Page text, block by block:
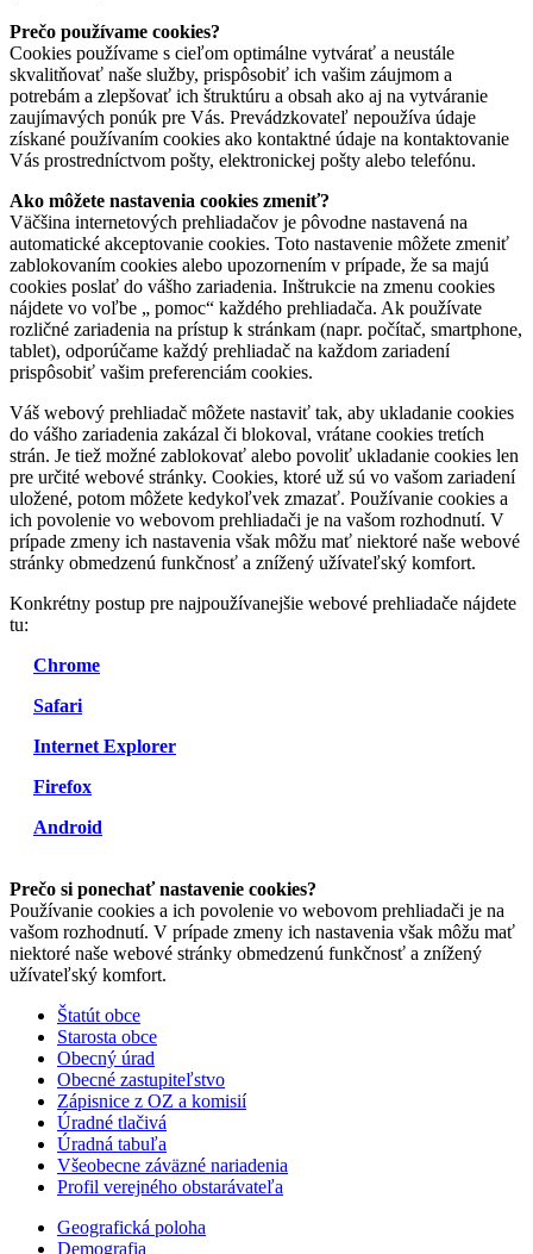
Prečo používame cookies?
Cookies používame s cieľom optimálne vytvárať a neustále
skvalitňovať naše služby, prispôsobiť ich vašim záujmom a
potrebám a zlepšovať ich štruktúru a obsah ako aj na vytváranie
zaujímavých ponúk pre Vás. Prevádzkovateľ nepoužíva údaje
získané používaním cookies ako kontaktné údaje na kontaktovanie
Vás prostredníctvom pošty, elektronickej pošty alebo telefónu.
Ako môžete nastavenia cookies zmeniť?
Väčšina internetových prehliadačov je pôvodne nastavená na
automatické akceptovanie cookies. Toto nastavenie môžete zmeniť
zablokovaním cookies alebo upozornením v prípade, že sa majú
cookies poslať do vášho zariadenia. Inštrukcie na zmenu cookies
nájdete vo voľbe „ pomoc“ každého prehliadača. Ak používate
rozličné zariadenia na prístup k stránkam (napr. počítač, smartphone,
tablet), odporúčame každý prehliadač na každom zariadení
prispôsobiť vašim preferenciám cookies.
Váš webový prehliadač môžete nastaviť tak, aby ukladanie cookies
do vášho zariadenia zakázal či blokoval, vrátane cookies tretích
strán. Je tiež možné zablokovať alebo povoliť ukladanie cookies len
pre určité webové stránky. Cookies, ktoré už sú vo vašom zariadení
uložené, potom môžete kedykoľvek zmazať. Používanie cookies a
ich povolenie vo webovom prehliadači je na vašom rozhodnutí. V
prípade zmeny ich nastavenia však môžu mať niektoré naše webové
stránky obmedzenú funkčnosť a znížený užívateľský komfort.
Konkrétny postup pre najpoužívanejšie webové prehliadače nájdete
tu:
Chrome
Safari
Internet Explorer
Firefox
Android
Prečo si ponechať nastavenie cookies?
Používanie cookies a ich povolenie vo webovom prehliadači je na
vašom rozhodnutí. V prípade zmeny ich nastavenia však môžu mať
niektoré naše webové stránky obmedzenú funkčnosť a znížený
užívateľský komfort.
Štatút obce
Starosta obce
Obecný úrad
Obecné zastupiteľstvo
Zápisnice z OZ a komisií
Úradné tlačivá
Úradná tabuľa
Všeobecne záväzné nariadenia
Profil verejného obstarávateľa
Geografická poloha
Demografia